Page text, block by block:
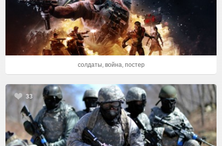
солдаты, война, постер
33